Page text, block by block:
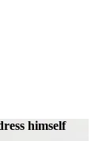
himself